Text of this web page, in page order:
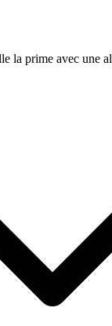
la prime avec une